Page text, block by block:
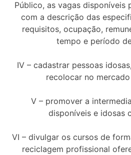
Público, as vagas disponíveis
com a descrição das
requisitos, ocupação,
tempo e período
IV – cadastrar pessoas
recolocar no
V – promover a
disponíveis e idosas
VI – divulgar os cursos de
reciclagem profissional